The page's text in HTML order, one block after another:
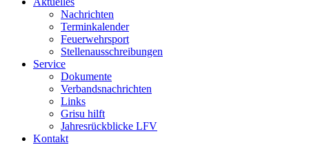
Nachrichten
Terminkalender
Feuerwehrsport
Stellenausschreibungen
Service
Dokumente
Verbandsnachrichten
Links
Grisu hilft
Jahresrückblicke LFV
Kontakt